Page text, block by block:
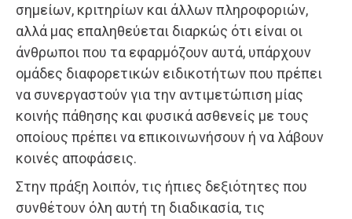
σημείων, κριτηρίων και άλλων πληροφοριών,
αλλά μας επαληθεύεται διαρκώς ότι είναι οι
άνθρωποι που τα εφαρμόζουν αυτά, υπάρχουν
ομάδες διαφορετικών ειδικοτήτων που πρέπει
να συνεργαστούν για την αντιμετώπιση μίας
κοινής πάθησης και φυσικά ασθενείς με τους
οποίους πρέπει να επικοινωνήσουν ή να λάβουν
κοινές αποφάσεις.
Στην πράξη λοιπόν, τις ήπιες δεξιότητες που
συνθέτουν όλη αυτή τη διαδικασία, τις